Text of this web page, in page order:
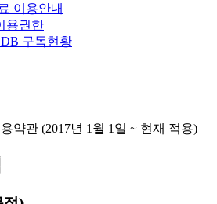
이용안내
용권한
구독현황
약관 (2017년 1월 1일 ~ 현재 적용)